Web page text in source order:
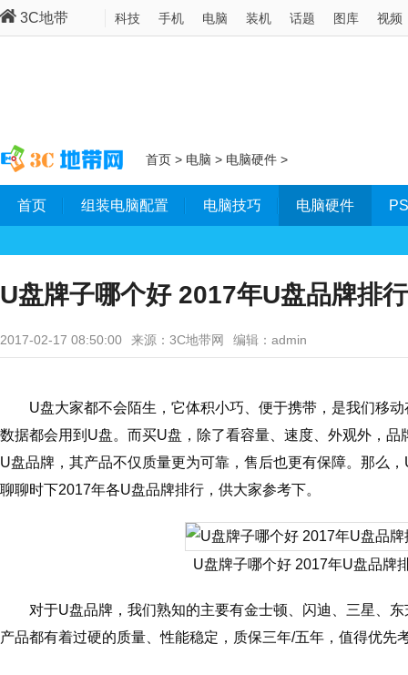
3C地带 科技 手机 电脑 装机 话题 图库 视频
首页 > 电脑 > 电脑硬件 >
首页 组装电脑配置 电脑技巧 电脑硬件
U盘牌子哪个好 2017年U盘品牌排行
2017-02-17 08:50:00 来源：3C地带网 编辑：admin
U盘大家都不会陌生，它体积小巧、便于携带，是我们移
数据都会用到U盘。而买U盘，除了看容量、速度、外观外，
U盘品牌，其产品不仅质量更为可靠，售后也更有保障。那么
聊聊时下2017年各U盘品牌排行，供大家参考下。
U盘牌子哪个好 2017年U盘品牌
对于U盘品牌，我们熟知的主要有金士顿、闪迪、三星、
产品都有着过硬的质量、性能稳定，质保三年/五年，值得优先